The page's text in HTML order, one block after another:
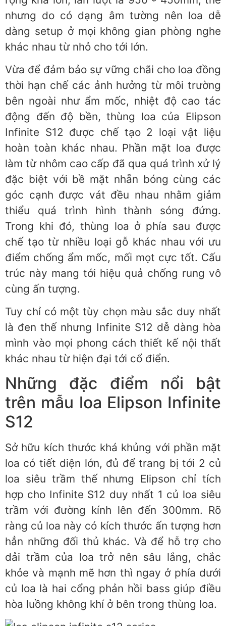
nhưng do có dạng âm tường nên loa dễ
dàng setup ở mọi không gian phòng nghe
khác nhau từ nhỏ cho tới lớn.
Vừa để đảm bảo sự vững chãi cho loa đồng
thời hạn chế các ảnh hưởng từ môi trường
bên ngoài như ẩm mốc, nhiệt độ cao tác
động đến độ bền, thùng loa của Elipson
Infinite S12 được chế tạo 2 loại vật liệu
hoàn toàn khác nhau. Phần mặt loa được
làm từ nhôm cao cấp đã qua quá trình xử lý
đặc biệt với bề mặt nhẵn bóng cùng các
góc cạnh được vát đều nhau nhằm giảm
thiểu quá trình hình thành sóng đứng.
Trong khi đó, thùng loa ở phía sau được
chế tạo từ nhiều loại gỗ khác nhau với ưu
điểm chống ẩm mốc, mối mọt cực tốt. Cấu
trúc này mang tới hiệu quả chống rung vô
cùng ấn tượng.
Tuy chỉ có một tùy chọn màu sắc duy nhất
là đen thế nhưng Infinite S12 dễ dàng hòa
mình vào mọi phong cách thiết kế nội thất
khác nhau từ hiện đại tới cổ điển.
Những đặc điểm nổi bật
trên mẫu loa Elipson Infinite
S12
Sở hữu kích thước khá khủng với phần mặt
loa có tiết diện lớn, đủ để trang bị tới 2 củ
loa siêu trầm thế nhưng Elipson chỉ tích
hợp cho Infinite S12 duy nhất 1 củ loa siêu
trầm với đường kính lên đến 300mm. Rõ
ràng củ loa này có kích thước ấn tượng hơn
hẳn những đối thủ khác. Và để hỗ trợ cho
dải trầm của loa trở nên sâu lắng, chắc
khỏe và mạnh mẽ hơn thì ngay ở phía dưới
củ loa là hai cổng phản hồi bass giúp điều
hòa luồng không khí ở bên trong thùng loa.